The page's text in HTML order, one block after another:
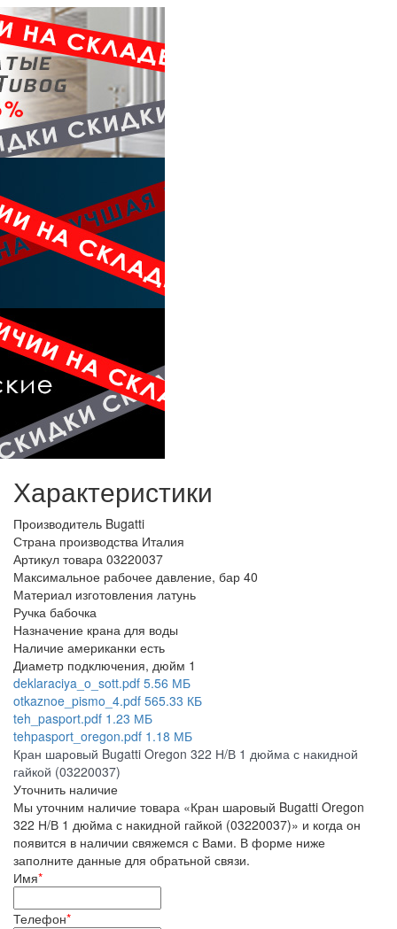
Характеристики
Производитель Bugatti
Страна производства Италия
Артикул товара 03220037
Максимальное рабочее давление, бар 40
Материал изготовления латунь
Ручка бабочка
Назначение крана для воды
Наличие американки есть
Диаметр подключения, дюйм 1
deklaraciya_o_sott.pdf 5.56 МБ
otkaznoe_pismo_4.pdf 565.33 КБ
teh_pasport.pdf 1.23 МБ
tehpasport_oregon.pdf 1.18 МБ
Кран шаровый Bugatti Oregon 322 Н/В 1 дюйма с накидной
гайкой (03220037)
Уточнить наличие
Мы уточним наличие товара «Кран шаровый Bugatti Oregon
322 Н/В 1 дюйма с накидной гайкой (03220037)» и когда он
появится в наличии свяжемся с Вами. В форме ниже
заполните данные для обратьной связи.
Имя*
Телефон*